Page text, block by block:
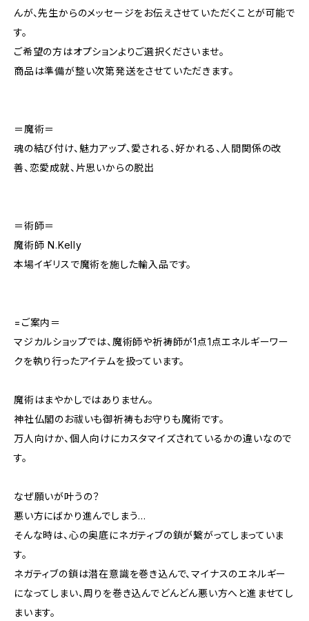
んが、先生からのメッセージをお伝えさせていただくことが可能で
す。
ご希望の方はオプションよりご選択くださいませ。
商品は準備が整い次第発送をさせていただきます。
＝魔術＝
魂の結び付け、魅力アップ、愛される、好かれる、人間関係の改
善、恋愛成就、片思いからの脱出
＝術師＝
魔術師 N.Kelly
本場イギリスで魔術を施した輸入品です。
=ご案内＝
マジカルショップでは、魔術師や祈祷師が1点1点エネルギーワー
クを執り行ったアイテムを扱っています。
魔術はまやかしではありません。
神社仏閣のお祓いも御祈祷もお守りも魔術です。
万人向けか、個人向けにカスタマイズされているかの違いなので
す。
なぜ願いが叶うの？
悪い方にばかり進んでしまう…
そんな時は、心の奥底にネガティブの鎖が繋がってしまっていま
す。
ネガティブの鎖は潜在意識を巻き込んで、マイナスのエネルギー
になってしまい、周りを巻き込んでどんどん悪い方へと進ませてし
まいます。